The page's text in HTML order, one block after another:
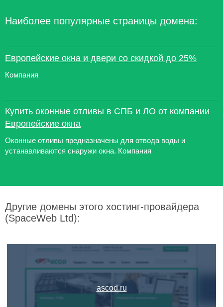
Наиболее популярные страницы домена:
Европейские окна и двери со скидкой до 25%
Компания
Купить оконные отливы в СПБ и ЛО от компании
Европейские окна
Оконные отливы предназначены для отвода воды и
устанавливаются снаружи окна. Компания
Другие домены этого хостинг-провайдера
(SpaceWeb Ltd):
ascod.ru